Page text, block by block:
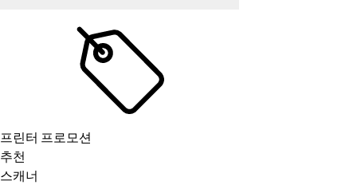
프린터 프로모션
추천
스캐너